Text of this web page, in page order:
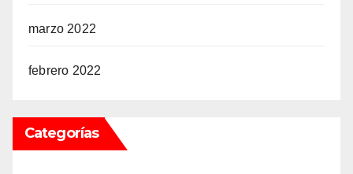
marzo 2022
febrero 2022
Categorías